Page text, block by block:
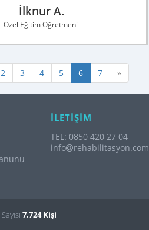
İlknur A.
Özel Eğitim Öğretmeni
2 3 4 5 6 7 »
İLETİŞİM
TEL: 0850 420 27 04
info
rehabilitasyon.com
7.724 Kişi